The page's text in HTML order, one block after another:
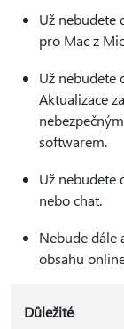
Už nebudete
pro Mac z
Už nebudete
Aktualizace
softwarem.
Už nebudete
nebo chat.
Nebude dále
obsahu
Důležité